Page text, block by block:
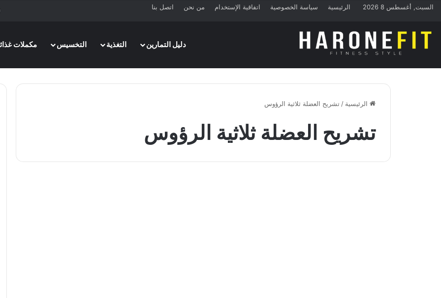
السبت, أغسطس 8 2026 الرئيسية سياسة الخصوصية اتفاقية الإستخدام من نحن اتصل بنا
دليل التمارين
التغذية التخسيس مكملات
الرئيسية / تشريح العضلة ثلاثية الرؤوس
تشريح العضلة ثلاثية الرؤوس